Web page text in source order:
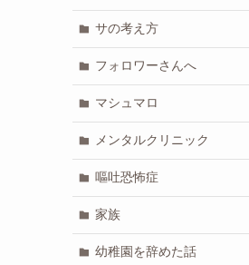
サの考え方
フォロワーさんへ
マシュマロ
メンタルクリニック
嘔吐恐怖症
家族
幼稚園を辞めた話